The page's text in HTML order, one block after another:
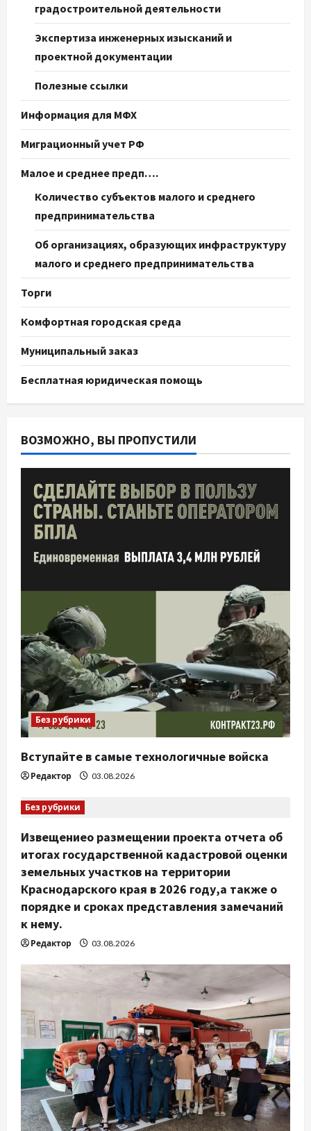
градостроительной деятельности
Экспертиза инженерных изысканий и
проектной документации
Полезные ссылки
Информация для МФХ
Миграционный учет РФ
Малое и среднее предп….
Количество субъектов малого и среднего
предпринимательства
Об организациях, образующих инфраструктуру
малого и среднего предпринимательства
Торги
Комфортная городская среда
Муниципальный заказ
Бесплатная юридическая помощь
ВОЗМОЖНО, ВЫ ПРОПУСТИЛИ
Без рубрики
Вступайте в самые технологичные войска
Редактор 03.08.2026
Без рубрики
Извещениео размещении проекта отчета об
итогах государственной кадастровой оценки
земельных участков на территории
Краснодарского края в 2026 году,а также о
порядке и сроках представления замечаний
к нему.
Редактор 03.08.2026